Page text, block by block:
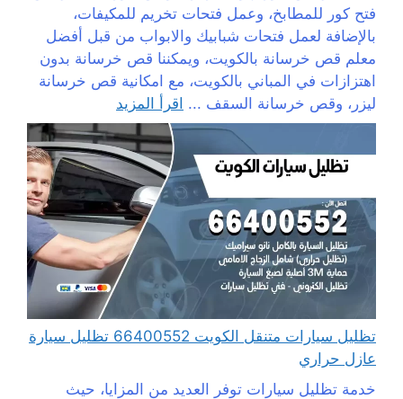
فتح كور للمطابخ، وعمل فتحات تخريم للمكيفات،
بالإضافة لعمل فتحات شبابيك والابواب من قبل أفضل
معلم قص خرسانة بالكويت، ويمكننا قص خرسانة بدون
اهتزازات في المباني بالكويت، مع امكانية قص خرسانة
ليزر، وقص خرسانة السقف ... اقرأ المزيد
تظليل سيارات متنقل الكويت 66400552 تظليل سيارة
عازل حراري
خدمة تظليل سيارات توفر العديد من المزايا، حيث